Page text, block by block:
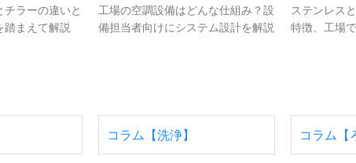
ラーの違いと
踏まえて解説
工場の空調設備はどんな仕組み？設
備担当者向けにシステム設計を解説
ステンレス
特徴、工場
コラム【洗浄】 コラム【